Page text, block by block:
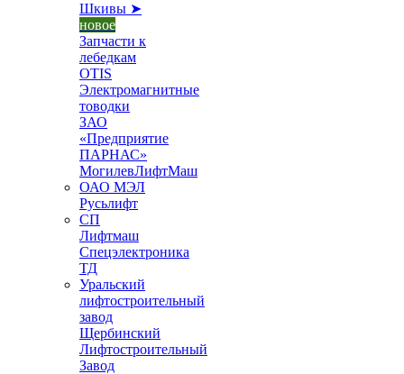
Шкивы ➤
новое
Запчасти к
лебедкам
OTIS
Электромагнитные
товодки
ЗАО
«Предприятие
ПАРНАС»
МогилевЛифтМаш
ОАО МЭЛ
Русьлифт
СП
Лифтмаш
Спецэлектроника
ТД
Уральский
лифтостроительный
завод
Щербинский
Лифтостроительный
Завод